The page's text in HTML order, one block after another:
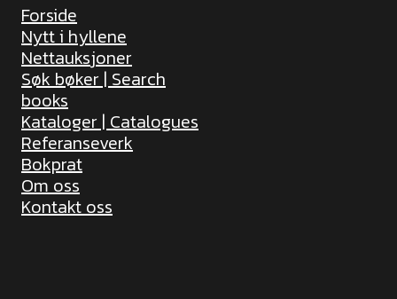
Forside
Nytt i hyllene
Nettauksjoner
Søk bøker | Search
books
Kataloger | Catalogues
Referanseverk
Bokprat
Om oss
Kontakt oss